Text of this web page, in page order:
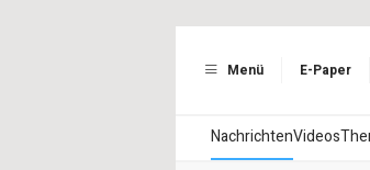
Menü E-Paper
NachrichtenVideos